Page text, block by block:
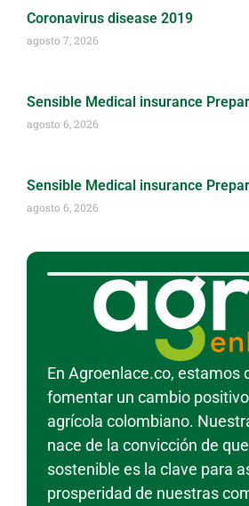
Coronavirus disease 2019
agosto 7, 2026
Sensible Medical insurance
agosto 6, 2026
Sensible Medical insurance
agosto 6, 2026
En Agroenlace.co, estamos
fomentar un cambio
agrícola colombiano.
nace de la convicción de
sostenible es la clave para
prosperidad de nuestras